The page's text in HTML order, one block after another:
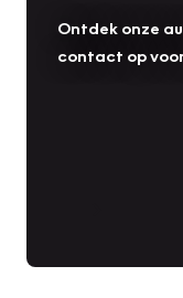
Ontdek onze
contact op